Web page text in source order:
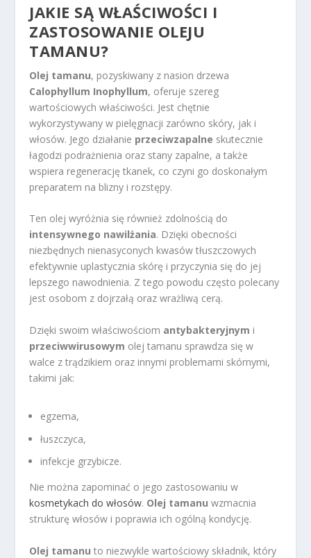
JAKIE SĄ WŁAŚCIWOŚCI I
ZASTOSOWANIE OLEJU
TAMANU?
Olej tamanu, pozyskiwany z nasion drzewa
Calophyllum Inophyllum, oferuje szereg
wartościowych właściwości. Jest chętnie
wykorzystywany w pielęgnacji zarówno skóry, jak i
włosów. Jego działanie przeciwzapalne skutecznie
łagodzi podrażnienia oraz stany zapalne, a także
wspiera regenerację tkanek, co czyni go doskonałym
preparatem na blizny i rozstępy.
Ten olej wyróżnia się również zdolnością do
intensywnego nawilżania. Dzięki obecności
niezbędnych nienasyconych kwasów tłuszczowych
efektywnie uplastycznia skórę i przyczynia się do jej
lepszego nawodnienia. Z tego powodu często polecany
jest osobom z dojrzałą oraz wrażliwą cerą.
Dzięki swoim właściwościom antybakteryjnym i
przeciwwirusowym olej tamanu sprawdza się w
walce z trądzikiem oraz innymi problemami skórnymi,
takimi jak:
egzema,
łuszczyca,
infekcje grzybicze.
Nie można zapominać o jego zastosowaniu w
kosmetykach do włosów. Olej tamanu wzmacnia
strukturę włosów i poprawia ich ogólną kondycję.
Olej tamanu to niezwykle wartościowy składnik, który